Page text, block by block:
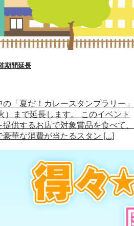
期間延長
「夏だ！カレースタンプラリー」
）まで延長します。 このイベント
供するお店で対象賞品を食べて、
華な消費が当たるスタン […]